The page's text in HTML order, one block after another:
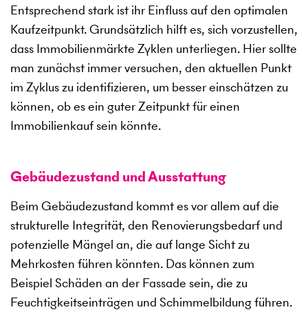
Entsprechend stark ist ihr Einfluss auf den optimalen
Kaufzeitpunkt. Grundsätzlich hilft es, sich vorzustellen,
dass Immobilienmärkte Zyklen unterliegen. Hier sollte
man zunächst immer versuchen, den aktuellen Punkt
im Zyklus zu identifizieren, um besser einschätzen zu
können, ob es ein guter Zeitpunkt für einen
Immobilienkauf sein könnte.
Gebäudezustand und Ausstattung
Beim Gebäudezustand kommt es vor allem auf die
strukturelle Integrität, den Renovierungsbedarf und
potenzielle Mängel an, die auf lange Sicht zu
Mehrkosten führen könnten. Das können zum
Beispiel Schäden an der Fassade sein, die zu
Feuchtigkeitseinträgen und Schimmelbildung führen.